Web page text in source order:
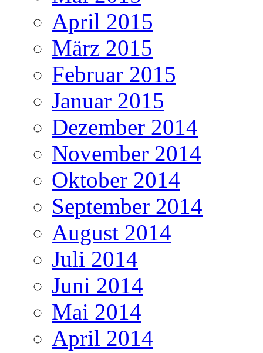
April 2015
März 2015
Februar 2015
Januar 2015
Dezember 2014
November 2014
Oktober 2014
September 2014
August 2014
Juli 2014
Juni 2014
Mai 2014
April 2014